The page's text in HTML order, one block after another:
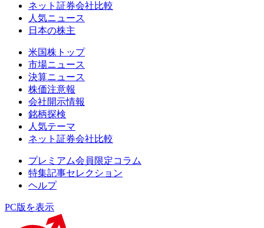
ネット証券会社比較
人気ニュース
日本の株主
米国株トップ
市場ニュース
決算ニュース
株価注意報
会社開示情報
銘柄探検
人気テーマ
ネット証券会社比較
プレミアム会員限定コラム
特集記事セレクション
ヘルプ
PC版を表示